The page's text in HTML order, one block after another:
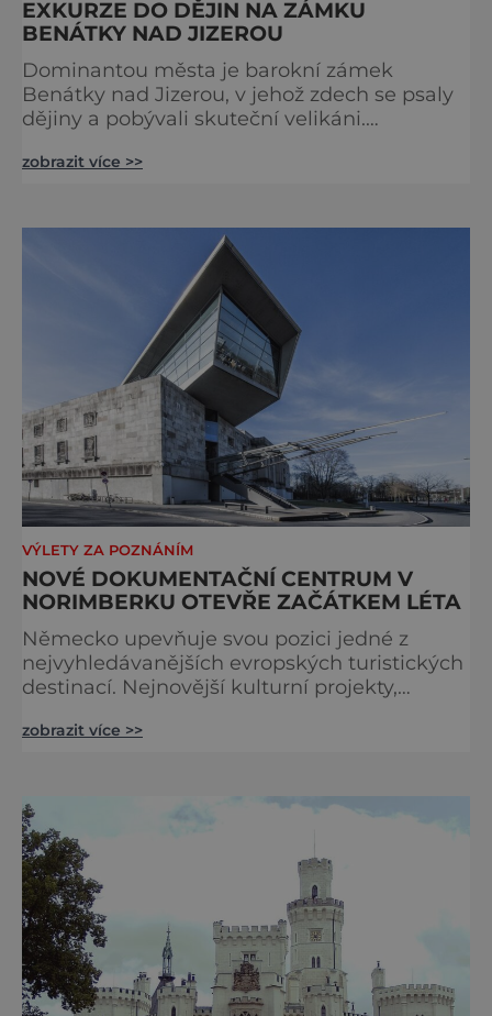
EXKURZE DO DĚJIN NA ZÁMKU
BENÁTKY NAD JIZEROU
Dominantou města je barokní zámek
Benátky nad Jizerou, v jehož zdech se psaly
dějiny a pobývali skuteční velikáni.
tu prováděl svá slavná astronomická měření
spolupráci s jeho přítelem, slavným Janem
Keplerem. Tímto historickým setkáním je
inspirována i zážitková mobilní detek
zobrazit více >>
VÝLETY ZA POZNÁNÍM
NOVÉ DOKUMENTAČNÍ CENTRUM V
NORIMBERKU OTEVŘE ZAČÁTKEM LÉTA
Německo upevňuje svou pozici jedné z
nejvyhledávanějších evropských turistických
destinací. Nejnovější kulturní projekty,
rekonstrukce historických památek přitahují
moderní zážitky do jedinečné nabídky
turistických míst – přinášíme jejich výběr. Po
přibližně pětileté
zobrazit více >>